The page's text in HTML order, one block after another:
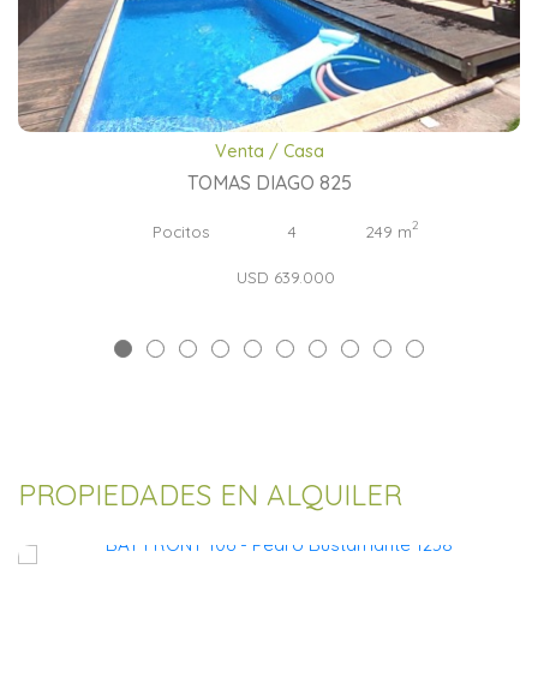
Venta / Casa
TOMAS DIAGO 825
Pocitos 4 249 m2
USD 639.000
PROPIEDADES EN ALQUILER